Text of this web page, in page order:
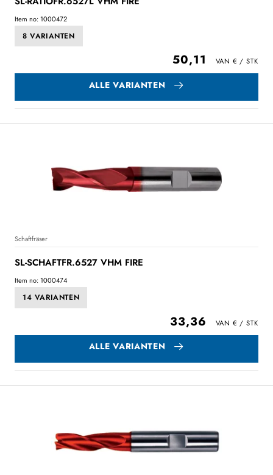
Item no: 1000472
8 VARIANTEN
50,11
ALLE VARIANTEN
Schaftfräser
SL-SCHAFTFR.6527 VHM FIRE
Item no: 1000474
14 VARIANTEN
33,36
ALLE VARIANTEN